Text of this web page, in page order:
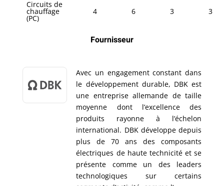
Circuits de
chauffage
(PC)
4 6 3 3
Fournisseur
Avec un engagement constant dans
le développement durable, DBK est
une entreprise allemande de taille
moyenne dont l’excellence des
produits rayonne à l’échelon
international. DBK développe depuis
plus de 70 ans des composants
électriques de haute technicité et se
présente comme un des leaders
technologiques sur certains